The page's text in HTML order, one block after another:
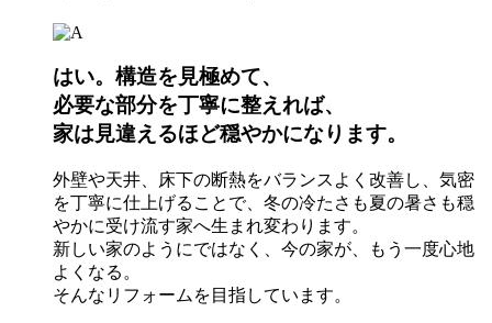
はい。構造を見極めて、
必要な部分を丁寧に整えれば、
家は見違えるほど穏やかになります。
外壁や天井、床下の断熱をバランスよく改善し、気密
を丁寧に仕上げることで、冬の冷たさも夏の暑さも穏
やかに受け流す家へ生まれ変わります。
新しい家のようにではなく、今の家が、もう一度心地
よくなる。
そんなリフォームを目指しています。